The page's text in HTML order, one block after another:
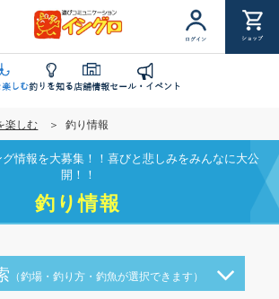
ログイン ショップ
楽しむ釣りを知る店舗情報セール・イベント
楽しむ 釣り情報
情報を大募集！！喜びと悲しみをみんなに大公
開！！
釣り情報
（釣場・釣り方・釣魚が選択できます）